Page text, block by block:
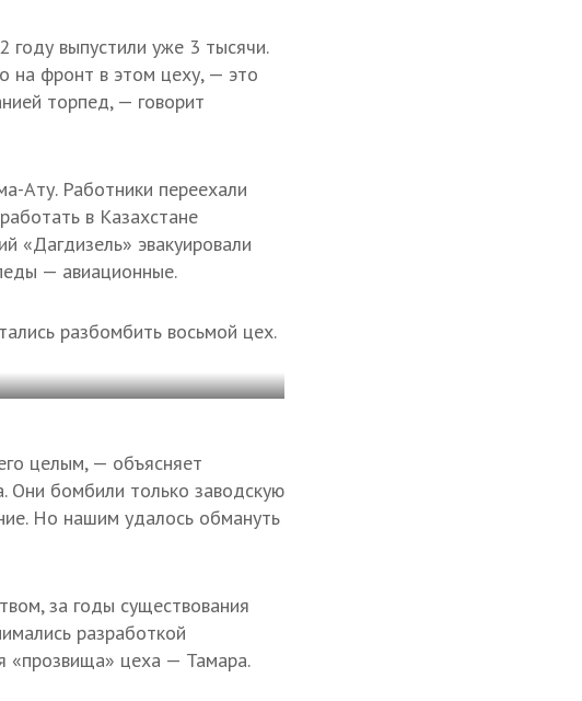
выпустили уже 3 тысячи.
на фронт в этом цеху, — это
торпед, — говорит
Ату. Работники переехали
в Казахстане
«Дагдизель» эвакуировали
— авиационные.
разбомбить восьмой цех.
целым, — объясняет
Они бомбили только заводскую
Но нашим удалось обмануть
за годы существования
разработкой
«прозвища» цеха — Тамара.